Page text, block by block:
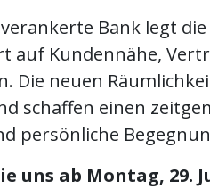
Bank legt
auf Kundennähe,
Die neuen
schaffen einen
persönliche
uns ab Montag, 29.